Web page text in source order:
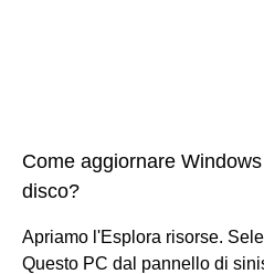
Come aggiornare
disco?
Apriamo l'Esplora risorse.
Questo PC dal pannello di